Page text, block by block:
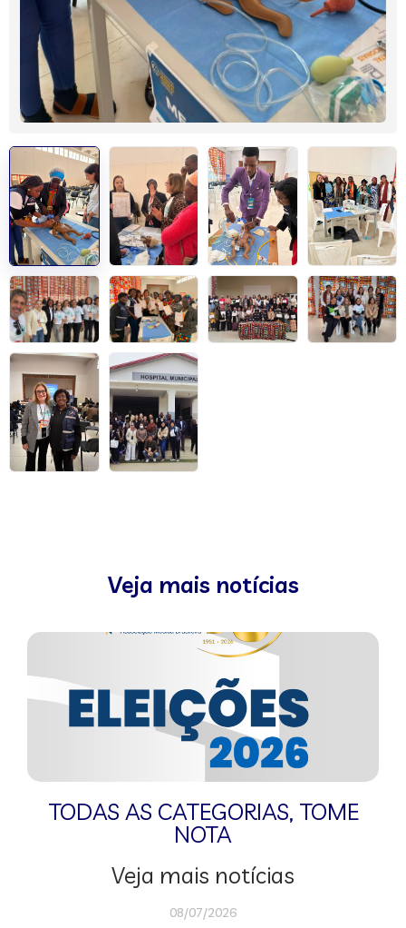
Veja mais notícias
TODAS AS CATEGORIAS, TOME
NOTA
Veja mais notícias
08/07/2026